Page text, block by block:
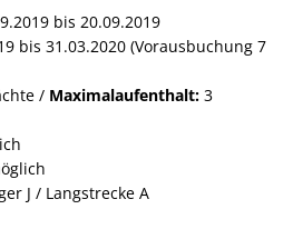
bis 20.09.2019
bis 31.03.2020 (Vorausbuchung 7
/ Maximalaufenthalt: 3
J / Langstrecke A